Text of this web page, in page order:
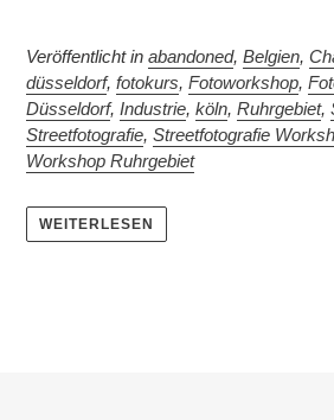
Veröffentlicht in abandoned, Belgien,
düsseldorf, fotokurs, Fotoworkshop,
Düsseldorf, Industrie, köln, Ruhrgebiet,
Streetfotografie, Streetfotografie
Workshop Ruhrgebiet
WEITERLESEN